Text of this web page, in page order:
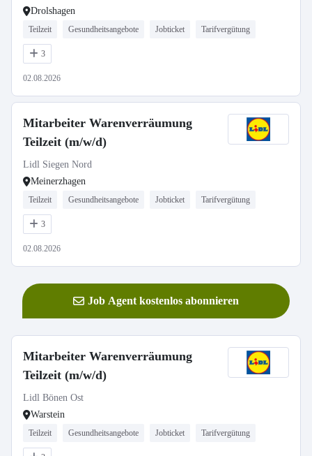
Drolshagen
Teilzeit Gesundheitsangebote Jobticket Tarifvergütung
3
02.08.2026
Mitarbeiter Warenverräumung
Teilzeit (m/w/d)
Lidl Siegen Nord
Meinerzhagen
Teilzeit Gesundheitsangebote Jobticket Tarifvergütung
3
02.08.2026
Job Agent kostenlos abonnieren
Mitarbeiter Warenverräumung
Teilzeit (m/w/d)
Lidl Bönen Ost
Warstein
Teilzeit Gesundheitsangebote Jobticket Tarifvergütung